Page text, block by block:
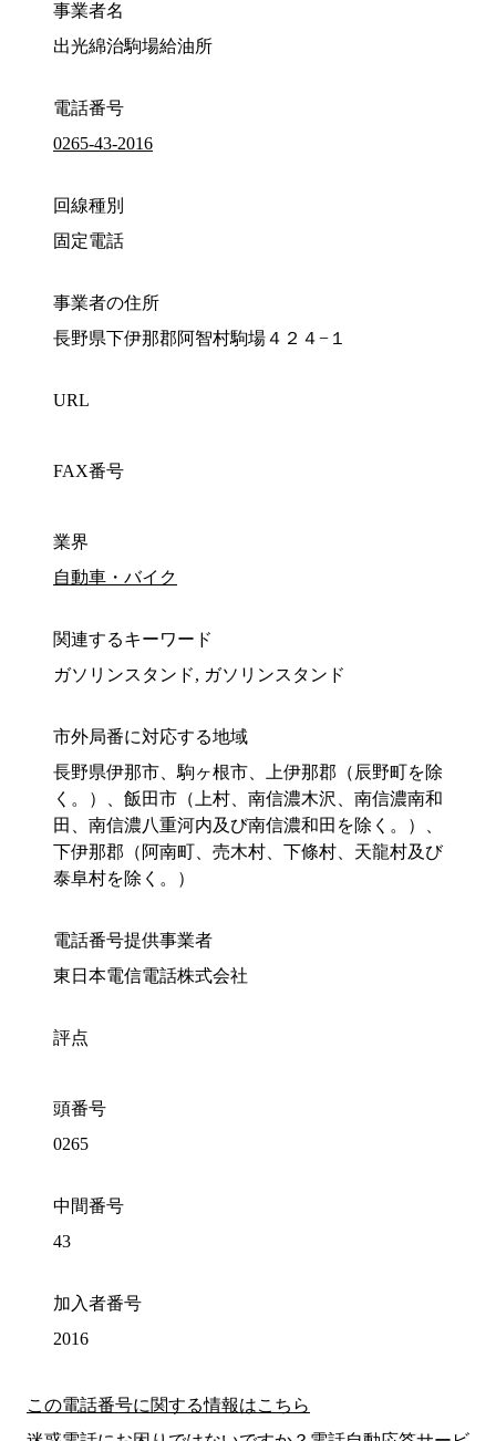
事業者名
出光綿治駒場給油所
電話番号
0265-43-2016
回線種別
固定電話
事業者の住所
長野県下伊那郡阿智村駒場４２４−１
URL
FAX番号
業界
自動車・バイク
関連するキーワード
ガソリンスタンド, ガソリンスタンド
市外局番に対応する地域
長野県伊那市、駒ヶ根市、上伊那郡（辰野町を除
く。）、飯田市（上村、南信濃木沢、南信濃南和
田、南信濃八重河内及び南信濃和田を除く。）、
下伊那郡（阿南町、売木村、下條村、天龍村及び
泰阜村を除く。）
電話番号提供事業者
東日本電信電話株式会社
評点
頭番号
0265
中間番号
43
加入者番号
2016
この電話番号に関する情報はこちら